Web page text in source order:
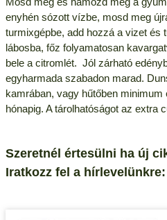
enyhén sózott vízbe, mosd meg
turmixgépbe, add hozzá a vizet és
lábosba, főz folyamatosan
bele a citromlét. Jól zárható
egyharmada szabadon marad.
kamrában, vagy hűtőben
hónapig. A tárolhatóságot az extra
Szeretnél értesülni ha új
Iratkozz fel a hírlevelünkre: